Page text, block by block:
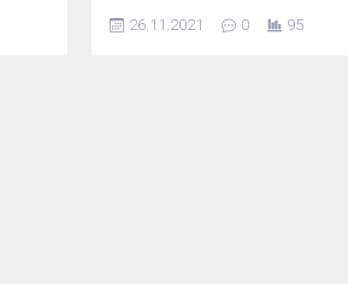
ödetilmesi gündeme gelince aşı
26.11.2021 0 95